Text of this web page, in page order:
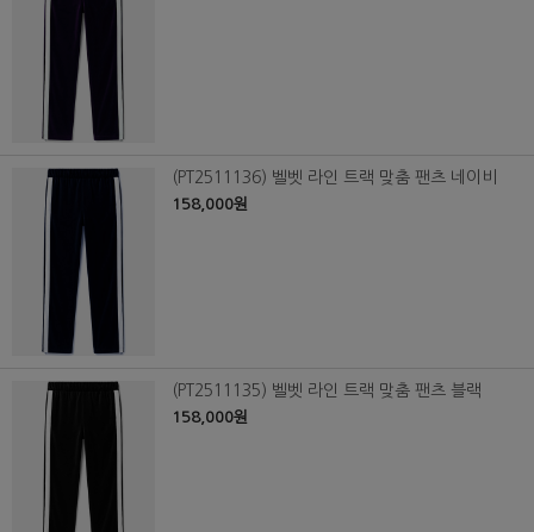
(PT2511136) 벨벳 라인 트랙 맞춤 팬츠 네이비
158,000원
(PT2511135) 벨벳 라인 트랙 맞춤 팬츠 블랙
158,000원